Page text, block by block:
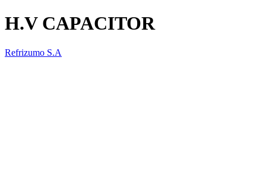
H.V CAPACITOR
Refrizumo S.A